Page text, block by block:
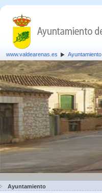
www.valdearenas.es Ayuntamiento
Ayuntamiento